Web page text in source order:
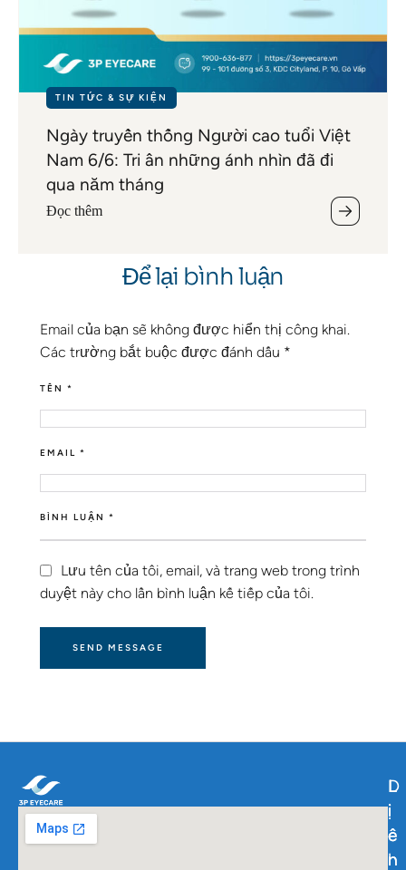
TIN TỨC & SỰ KIỆN
Ngày truyền thống Người cao tuổi Việt
Nam 6/6: Tri ân những ánh nhìn đã đi
qua năm tháng
Đọc thêm
Để lại bình luận
Email của bạn sẽ không được hiển thị công khai.
Các trường bắt buộc được đánh dấu *
BÌNH LUẬN *
TÊN *
EMAIL *
Lưu tên của tôi, email, và trang web trong trình
duyệt này cho lần bình luận kế tiếp của tôi.
SEND MESSAGE
L
i
ê
n
D
ị
c
h
L
i
ê
n